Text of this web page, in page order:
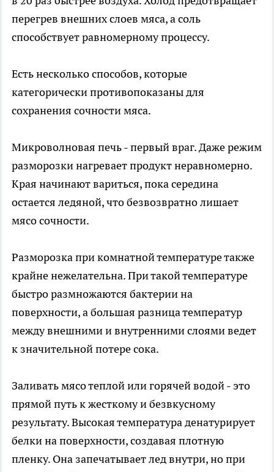
перегрев внешних слоев мяса, а соль
способствует равномерному процессу.
Есть несколько способов, которые
категорически противопоказаны для
сохранения сочности мяса.
Микроволновая печь - первый враг. Даже режим
разморозки нагревает продукт неравномерно.
Края начинают вариться, пока середина
остается ледяной, что безвозвратно лишает
мясо сочности.
Разморозка при комнатной температуре также
крайне нежелательна. При такой температуре
быстро размножаются бактерии на
поверхности, а большая разница температур
между внешними и внутренними слоями ведет
к значительной потере сока.
Заливать мясо теплой или горячей водой - это
прямой путь к жесткому и безвкусному
результату. Высокая температура денатурирует
белки на поверхности, создавая плотную
пленку. Она запечатывает лед внутри, но при